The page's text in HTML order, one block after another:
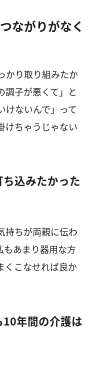
ながりがなく
かり取り組みたか
調子が悪くて」と
けないんで」って
けちゃうじゃない
込みたかった
持ちが両親に伝わ
もあまり器用な方
くこなせれば良か
10年間の介護は